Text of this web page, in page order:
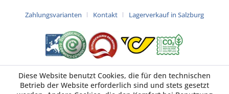
Zahlungsvarianten Kontakt Lagerverkauf in Salzburg
Diese Website benutzt Cookies, die für den technischen
Betrieb der Website erforderlich sind und stets gesetzt